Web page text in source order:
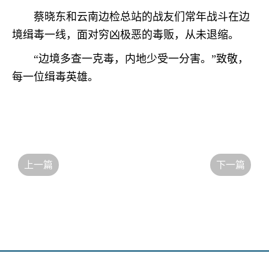
蔡晓东和云南边检总站的战友们常年战斗在边
境缉毒一线，面对穷凶极恶的毒贩，从未退缩。
“边境多查一克毒，内地少受一分害。”致敬，
每一位缉毒英雄。
上一篇 下一篇